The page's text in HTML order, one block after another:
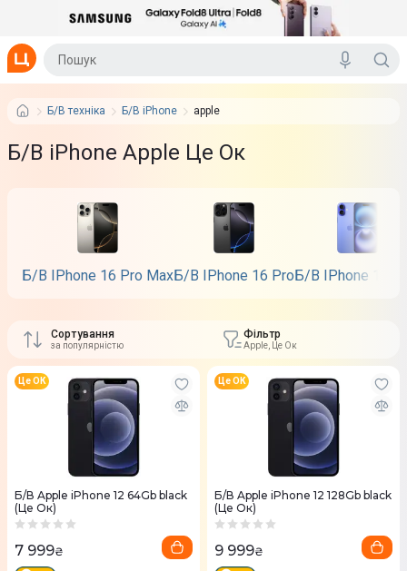
Б/В техніка Б/В iPhone apple
Б/В iPhone Apple Це Ок
Б/В IPhone 16 Pro MaxБ/В IPhone 16 ProБ/В IPhone 16
Сортування
за популярністю
Фільтр
Apple, Це Ок
Б/В Apple iPhone 12 64Gb black
(Це Ок)
Це ОК
7 999₴
Б/В Apple iPhone 12 128Gb black
(Це Ок)
Це ОК
9 999₴